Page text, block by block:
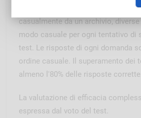
del corso. Il test visualizza
casualmente da un archivio,
modo casuale per ogni tentativo di
test. Le risposte di ogni domanda
ordine casuale. Il superamento dei
almeno l'80% delle risposte corrette.
La valutazione di efficacia
espressa dal voto del test.